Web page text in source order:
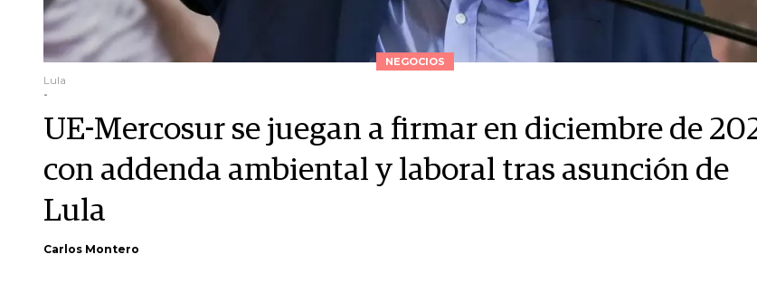
NEGOCIOS
Lula
-
UE-Mercosur se juegan a firmar en diciembre de
con addenda ambiental y laboral tras asunción de
Lula
Carlos Montero